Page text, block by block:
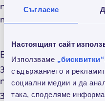
Съгласие
Настоящият сайт
Използваме „бисквитки“
съдържанието и
социални медии и да
така, споделяме
полезни каузи. За
така са отделени над 1
В това число влиза
за Детски дом
подаръци и боксова
за спорт и